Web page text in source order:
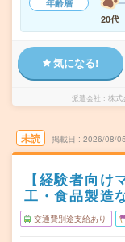
年齢層
20代
気になる!
派遣会社 株式
未読 掲載日 2026/08/05
【経験者向け
工・食品製造
交通費別途支給あり